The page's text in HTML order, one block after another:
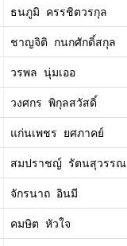
ธนภูมิ ครรชิตวรกุล
ชาญจิติ กนกศักดิ์สกุล
วรพล นุ่มเออ
วงศกร พิกุลสวัสดิ์
แก่นเพชร ยศภาคย์
สมปราชญ์ รัตนสุวรรณ
จักรนาถ อินมี
คมษิต หัวใจ